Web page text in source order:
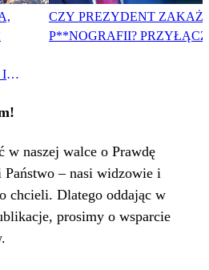
I
CZY PREZYDENT
P**NOGRAFII?
w naszej walce o Prawdę
Państwo – nasi widzowie i
chcieli. Dlatego oddając w
prosimy o wsparcie